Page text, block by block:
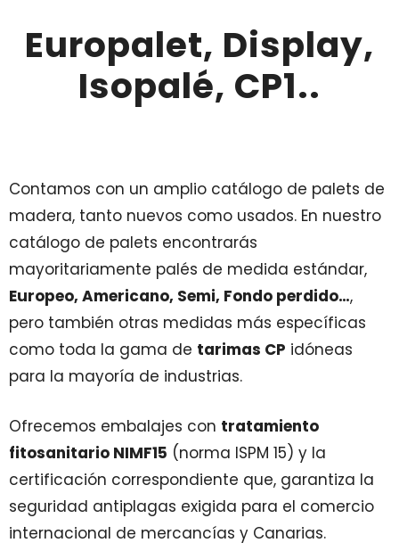
Europalet, Display,
Isopalé, CP1..
Contamos con un amplio catálogo de palets de
madera, tanto nuevos como usados. En nuestro
catálogo de palets encontrarás
mayoritariamente palés de medida estándar,
Europeo, Americano, Semi, Fondo perdido…,
pero también otras medidas más específicas
como toda la gama de tarimas CP idóneas
para la mayoría de industrias.
Ofrecemos embalajes con tratamiento
fitosanitario NIMF15 (norma ISPM 15) y la
certificación correspondiente que, garantiza la
seguridad antiplagas exigida para el comercio
internacional de mercancías y Canarias.